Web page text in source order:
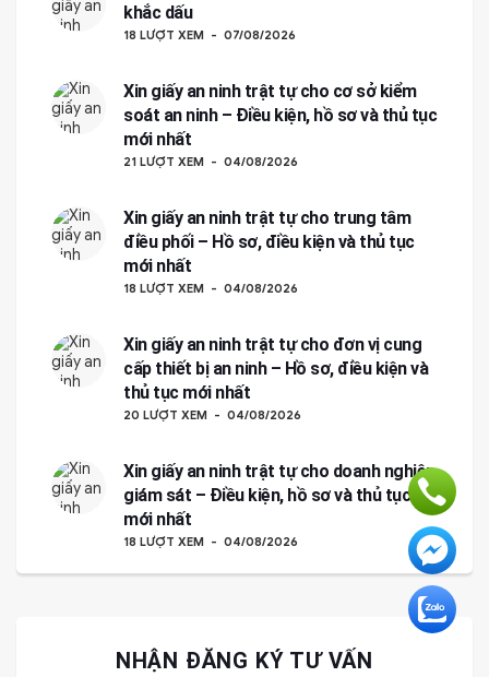
khắc dấu
18 LƯỢT XEM 07/08/2026
Xin giấy an ninh trật tự cho cơ sở kiểm
soát an ninh – Điều kiện, hồ sơ và thủ tục
mới nhất
21 LƯỢT XEM 04/08/2026
Xin giấy an ninh trật tự cho trung tâm
điều phối – Hồ sơ, điều kiện và thủ tục
mới nhất
18 LƯỢT XEM 04/08/2026
Xin giấy an ninh trật tự cho đơn vị cung
cấp thiết bị an ninh – Hồ sơ, điều kiện và
thủ tục mới nhất
20 LƯỢT XEM 04/08/2026
Xin giấy an ninh trật tự cho doanh nghiệp
giám sát – Điều kiện, hồ sơ và thủ tục
mới nhất
18 LƯỢT XEM 04/08/2026
NHẬN ĐĂNG KÝ TƯ VẤN